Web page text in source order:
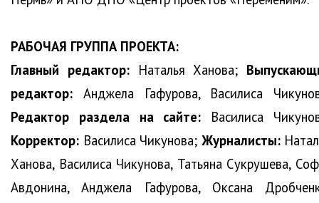
РАБОЧАЯ ГРУППА ПРОЕКТА:
Главный редактор:Наталья Ханова;
редактор: Анджела Гафурова, Василиса
Редактор раздела на сайте: Василиса
Корректор: Василиса Чикунова; Журналисты:
Ханова, Василиса Чикунова, Татьяна Сукрушева,
Авдонина, Анджела Гафурова, Оксана